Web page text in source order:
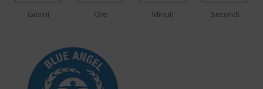
Giorni Ore Minuti Secondi